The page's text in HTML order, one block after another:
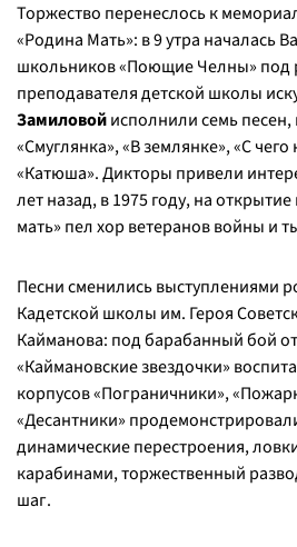
Торжество перенеслось к
«Родина Мать»: в 9 утра началась
школьников «Поющие Челны» под
преподавателя детской школы
Замиловойисполнили семь песен,
«Смуглянка», «В землянке», «С
«Катюша». Дикторы привели
лет назад, в 1975 году, на
мать» пел хор ветеранов войны и
Песни сменились выступлениями
Кадетской школы им. Героя
Кайманова: под барабанный бой
«Каймановские звездочки»
корпусов «Пограничники»,
«Десантники»
динамические перестроения,
карабинами, торжественный
шаг.